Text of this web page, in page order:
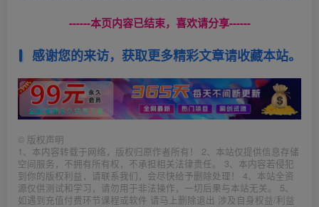
------本页内容已结束，喜欢请分享------
感谢您的来访，获取更多精彩文章请收藏本站。
© 版权声明
1、本内容转载于网络，版权归原作者所有！ 2、本站仅提供信息存储
空间服务，不拥有所有权，不承担相关法律责任。 3、本内容若侵犯
到你的版权利益，请联系我们，会尽快给予删除处理！ 4、本站全资
源仅供测试和学习，请勿用于非法操作，一切后果与本站无关。 5、
如遇到充值付费环节课程或软件 请马上删除退出 涉及自身权益/利益